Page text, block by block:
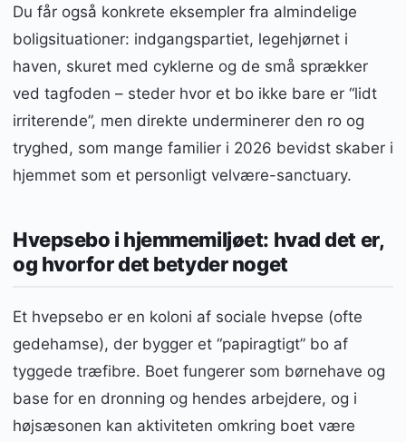
Du får også konkrete eksempler fra almindelige
boligsituationer: indgangspartiet, legehjørnet i
haven, skuret med cyklerne og de små sprækker
ved tagfoden – steder hvor et bo ikke bare er “lidt
irriterende”, men direkte underminerer den ro og
tryghed, som mange familier i 2026 bevidst skaber i
hjemmet som et personligt velvære-sanctuary.
Hvepsebo i hjemmemiljøet: hvad det er,
og hvorfor det betyder noget
Et hvepsebo er en koloni af sociale hvepse (ofte
gedehamse), der bygger et “papiragtigt” bo af
tyggede træfibre. Boet fungerer som børnehave og
base for en dronning og hendes arbejdere, og i
højsæsonen kan aktiviteten omkring boet være